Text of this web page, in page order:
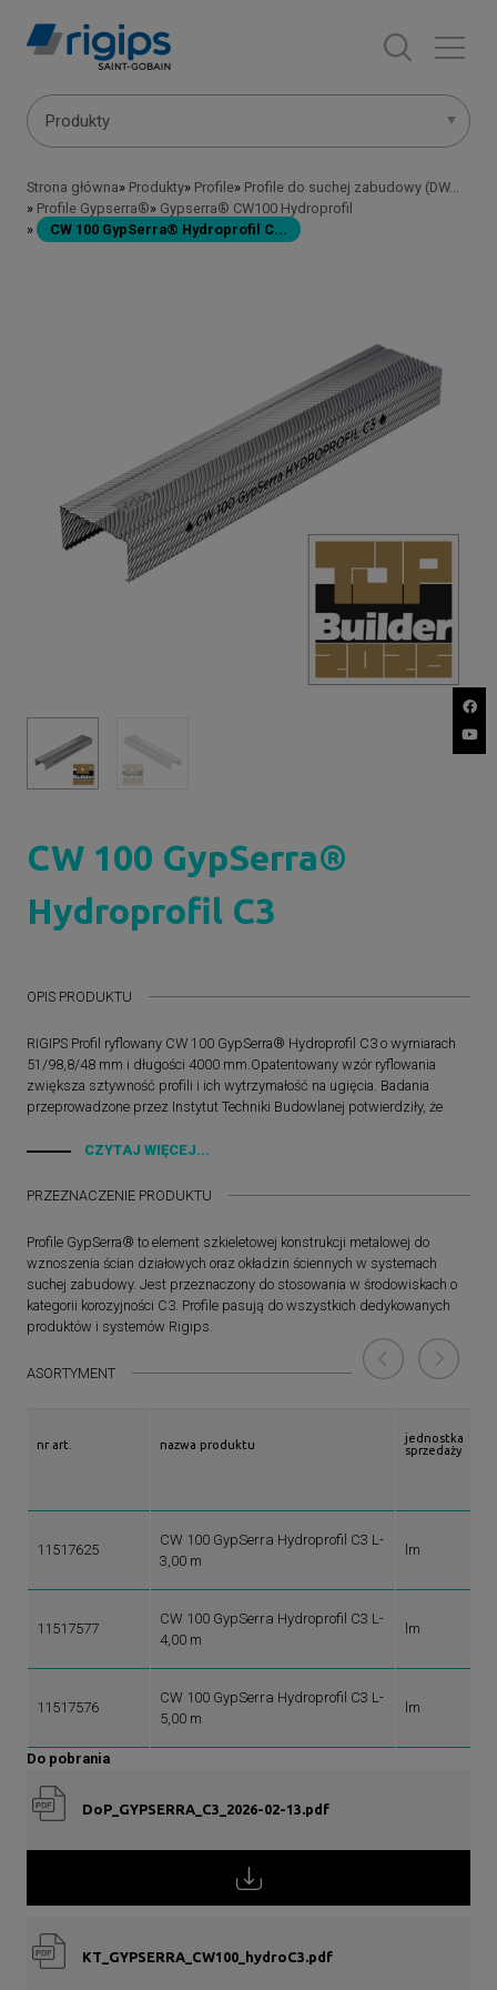
MainProdukty
Ścieżka
nawigacyjna
Strona główna Produkty Profile
Profile do suchej zabudowy (DW...
Profile Gypserra®
Gypserra® CW100 Hydroprofil
CW 100 GypSerra® Hydroprofil C...
CW 100 GypSerra®
Hydroprofil C3
OPIS PRODUKTU
RIGIPS Profil ryflowany CW 100 GypSerra® Hydroprofil C3 o wymiarach
51/98,8/48 mm i długości 4000 mm.Opatentowany wzór ryflowania
zwiększa sztywność profili i ich wytrzymałość na ugięcia. Badania
przeprowadzone przez Instytut Techniki Budowlanej potwierdziły, że
sztywnością. Tym samym mogą być bezpiecznie stosowane we
CZYTAJ WIĘCEJ...
PRZEZNACZENIE PRODUKTU
Profile GypSerra® to element szkieletowej konstrukcji metalowej do
wznoszenia ścian działowych oraz okładzin ściennych w systemach
suchej zabudowy. Jest przeznaczony do stosowania w środowiskach o
kategorii korozyjności C3. Profile pasują do wszystkich dedykowanych
produktów i systemów Rigips.
ASORTYMENT
nr art. nazwa produktu
jednostka
sprzedaży
11517625
CW 100 GypSerra Hydroprofil C3 L-
3,00 m
lm
11517577
CW 100 GypSerra Hydroprofil C3 L-
4,00 m
lm
11517576
CW 100 GypSerra Hydroprofil C3 L-
5,00 m
lm
Do pobrania
DoP_GYPSERRA_C3_2026-02-13.pdf
KT_GYPSERRA_CW100_hydroC3.pdf